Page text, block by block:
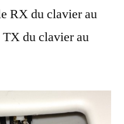
RX du clavier au
du clavier au